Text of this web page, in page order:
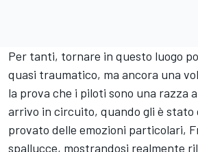
Per tanti, tornare in questo luogo
quasi traumatico, ma ancora una
la prova che i piloti sono una razza
arrivo in circuito, quando gli è stato
provato delle emozioni particolari,
spallucce, mostrandosi realmente